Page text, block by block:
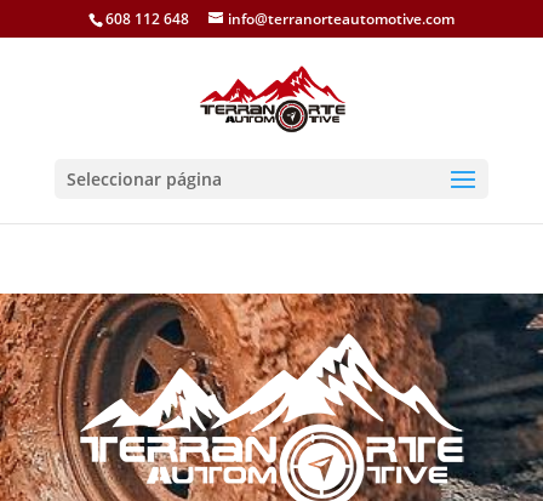
608 112 648 info@terranorteautomotive.com
Seleccionar página